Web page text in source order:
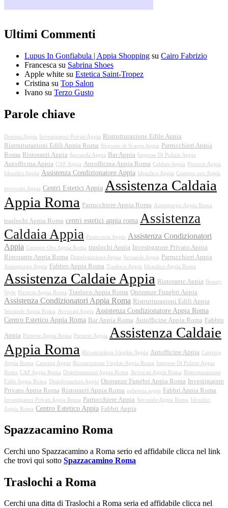
Ultimi Commenti
Lupus In Gonfiabula | Appia Shopping su Cairo Fabrizio
Francesca su Sabrina Shoes
Apple white su Estetica Saint-Tropez
Cristina su Top Salon
Ivano su Terzo Gusto
Parole chiave
Dentisti Appia Investigatori Privati Appia Ristrutturazione Edile Appia
Ristrutturazioni Edili Appia Roma
Negozio di Scarpe Appia Parrucchieri Appia
Roma Ristoranti Appia Serranda Appia Bar Appia Imprese Di Pulizie Appia
Autofficina Appia CAF Appia Autofficina Appia Roma Caldaie Appia
Pizzeria Appia
Idraulici Appia Assistenza Condizionatore Appia Idraulico Appia Compro oro Appia
avvocato Appia Centri Estetici Appia Assistenza Caldaia
Appia Roma Parrucchiere Appia Roma Autospurgo Appia Roma
traslochi Appia Roma centri estetici appia roma Assistenza
Caldaia Appia
Pasticceria Appia Assistenza Condizionatori
Appia Compro Oro Appia Roma traslochi Appia Investigatore Privato Appia
Ristorante Appia Roma
Disinfestazione Appia Serrande Appia Parrucchieri Appia
Autospurgo Appia Fabbro Appia Roma Trasloco Appia Idraulico Appia Roma
Assistenza Caldaie Appia Ristorante Appia
Beauty
Style
Pizzeria Appia Roma Trasloco Appia Roma Onoranze Funebri Appia
Assistenza Condizionatori Appia Roma Ristrutturazioni Edili Appia
Serrande Appia Roma Avvocati Appia Assistenza Condizionatore Appia Roma
Centro Estetico Appia Roma Bar Appia Roma Autofficine Appia Roma Fabbro
Appia Pizzerie Appia Roma Pizzerie Appia
Assistenza Caldaie
Appia Roma
Ricostruzione Unghie Appia Autofficine Appia Catering
Appia Roma Catering Appia Ricostruzione Unghie Appia Roma
Imprese Di Pulizie Appia
Roma CAF Appia Roma Disinfestazioni Appia Roma Avvocati Appia Roma
Ristrutturazione
Edile Appia Roma
Disinfestazioni Appia Onoranze Funebri Appia Roma Investigatore
Privato Appia Roma Ristoranti Appia Roma gelateria appia Fabbri Appia Roma
Investigatori Privati Appia Roma Parrucchiere Appia Serranda Appia Roma
Idraulici
Appia Roma Centro Estetico Appia Fabbri Appia
Spazzacamino Roma
Cerchi uno Spazzacamino a Roma serio ed affidabile clicca nel link
che trovi qui sotto Spazzacamino Roma
Traslochi a Roma
Cerchi una ditta di Traslochi a Roma seria ed affidabile clicca nel